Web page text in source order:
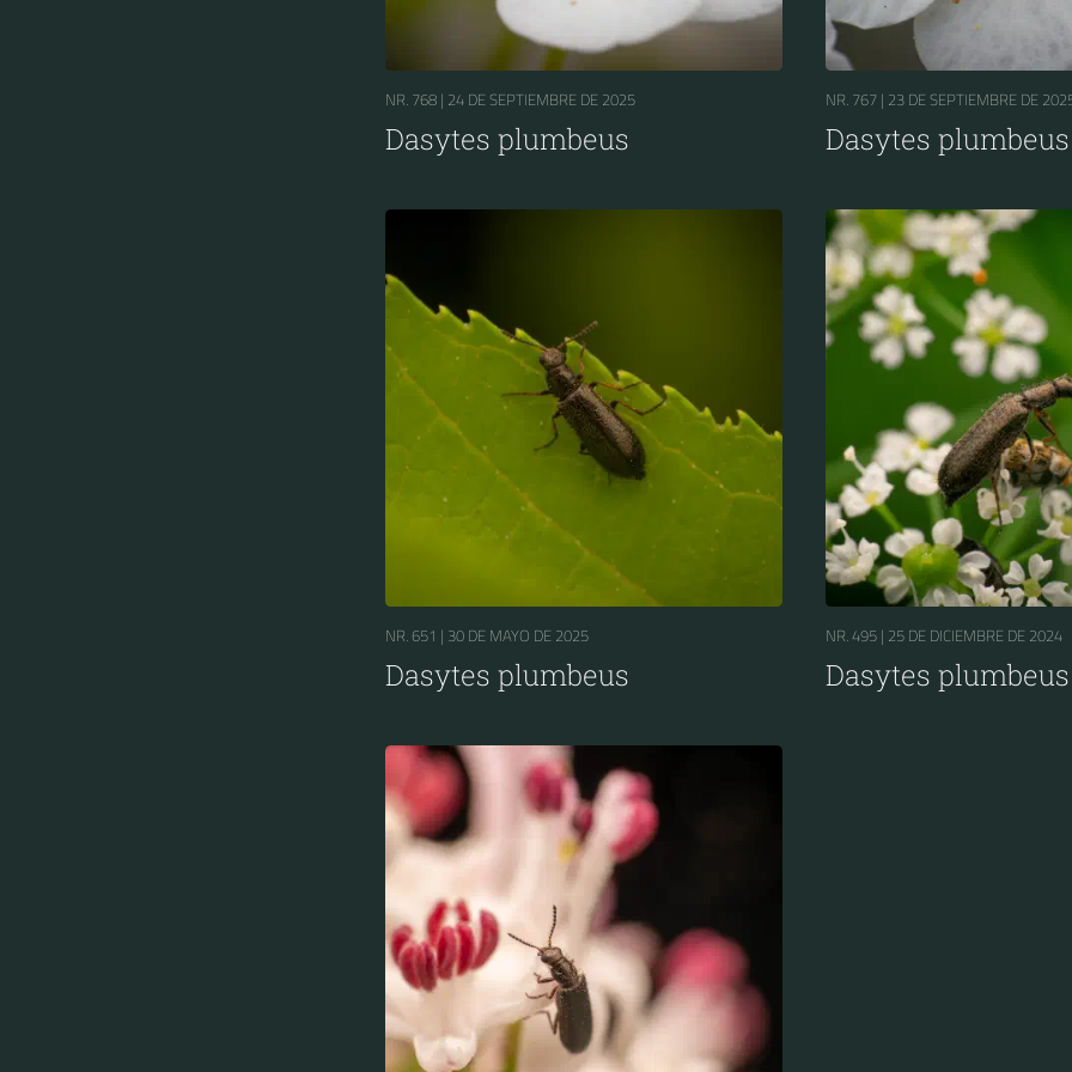
NR. 768 | 24 DE SEPTIEMBRE DE 2025
Dasytes plumbeus
NR. 767 | 23 DE SEPTIEMBRE DE
Dasytes plumbeus
NR. 651 | 30 DE MAYO DE 2025
Dasytes plumbeus
NR. 495 | 25 DE DICIEMBRE DE 2024
Dasytes plumbeus